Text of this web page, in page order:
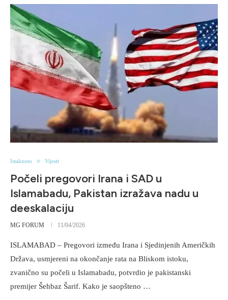
Istaknuto Vijesti
Počeli pregovori Irana i SAD u
Islamabadu, Pakistan izražava nadu u
deeskalaciju
MG FORUM 11/04/2026
ISLAMABAD – Pregovori između Irana i Sjedinjenih Američkih
Država, usmjereni na okončanje rata na Bliskom istoku,
zvanično su počeli u Islamabadu, potvrdio je pakistanski
premijer Šehbaz Šarif. Kako je saopšteno …